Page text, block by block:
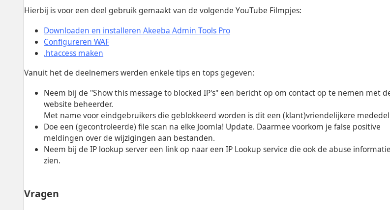
Hierbij is voor een deel gebruik gemaakt van de volgende YouTube Filmpjes:
Downloaden en installeren Akeeba Admin Tools Pro
Configureren WAF
.htaccess maken
Vanuit het de deelnemers werden enkele tips en tops gegeven:
Neem bij de "Show this message to blocked IP's" een bericht op om contact op te nemen met
website beheerder.
Met name voor eindgebruikers die geblokkeerd worden is dit een (klant)vriendelijkere
Doe een (gecontroleerde) file scan na elke Joomla! Update. Daarmee voorkom je false positive
meldingen over de wijzigingen aan bestanden.
Neem bij de IP lookup server een link op naar een IP Lookup service die ook de abuse
zien.
Vragen